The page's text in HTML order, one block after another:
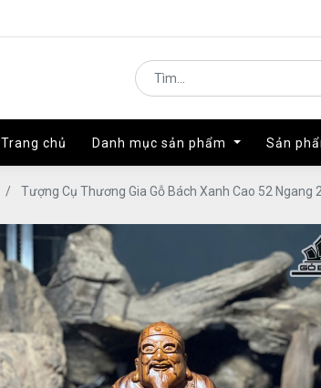
Trang chủ Danh mục sản phẩm Sản
Trang chủ Danh mục sản phẩm Sản
Tượng Cụ Thương Gia Gỗ Bách Xanh Cao 52 Ngang